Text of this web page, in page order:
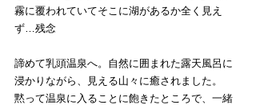
霧に覆われていてそこに湖があるか全く見え
ず…残念
諦めて乳頭温泉へ。自然に囲まれた露天風呂に
浸かりながら、見える山々に癒されました。
黙って温泉に入ることに飽きたところで、一緒